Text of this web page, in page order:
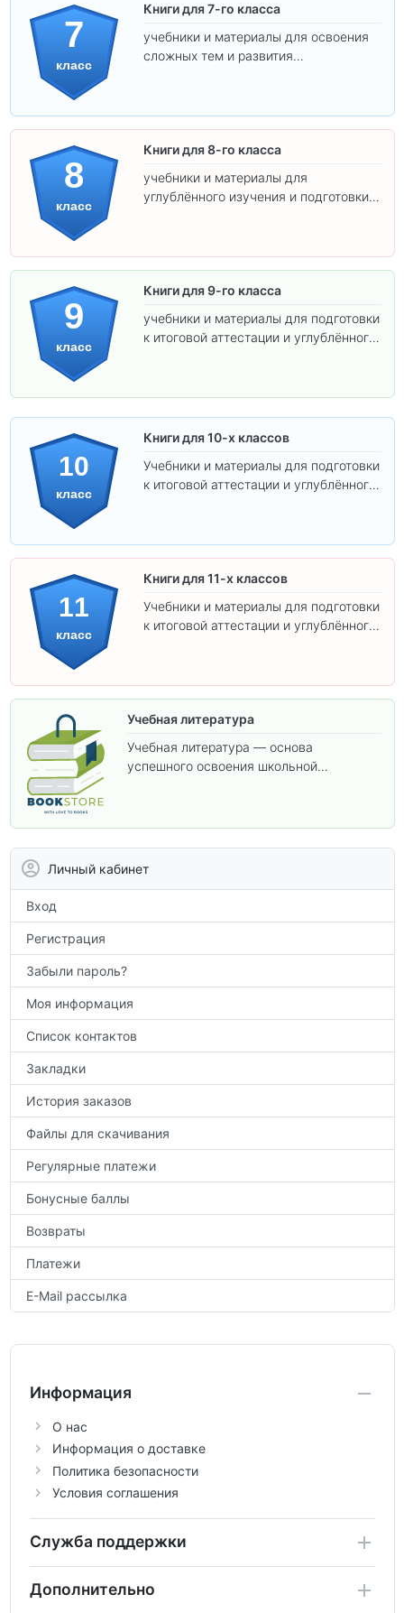
7
класс
Книги для 7-го класса
учебники и материалы для освоения
сложных тем и развития
8
класс
Книги для 8-го класса
учебники и материалы для
углублённого изучения и подготовки к
9
класс
Книги для 9-го класса
учебники и материалы для подготовки
к итоговой аттестации и углублённого
10
класс
Книги для 10-х классов
Учебники и материалы для подготовки
к итоговой аттестации и углублённого
11
класс
Книги для 11-х классов
Учебники и материалы для подготовки
к итоговой аттестации и углублённого
Учебная литература
Учебная литература — основа
успешного освоения школьной
по предметам.
Личный кабинет
Вход
Регистрация
Забыли пароль?
Моя информация
Список контактов
Закладки
История заказов
Файлы для скачивания
Регулярные платежи
Бонусные баллы
Возвраты
Платежи
E-Mail рассылка
Информация
О нас
Информация о доставке
Политика безопасности
Условия соглашения
Служба поддержки
Дополнительно